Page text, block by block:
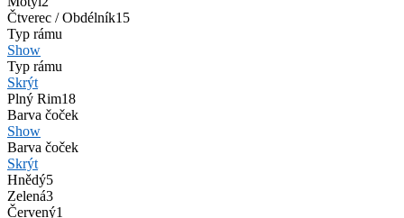
Čtverec / Obdélník15
Typ rámu
Show
Typ rámu
Skrýt
Plný Rim18
Barva čoček
Show
Barva čoček
Skrýt
Hnědý5
Zelená3
Červený1